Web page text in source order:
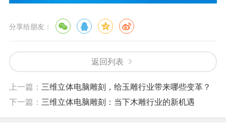
分享给朋友：
返回列表
上一篇： 三维立体电脑雕刻，给玉雕行业带来哪些变革？
下一篇： 三维立体电脑雕刻：当下木雕行业的新机遇